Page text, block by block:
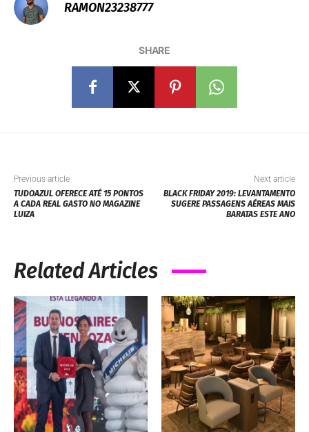
RAMON23238777
SHARE
Previous article
TUDOAZUL OFERECE ATÉ 15 PONTOS
A CADA REAL GASTO NO MAGAZINE
LUIZA
Next article
BLACK FRIDAY 2019: LEVANTAMENTO
SUGERE PASSAGENS AÉREAS MAIS
BARATAS ESTE ANO
Related Articles